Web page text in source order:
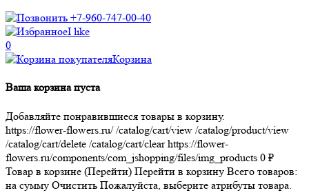
+7-960-747-00-40
I like
0
Корзина
Ваша корзина пуста
Добавляйте понравившиеся товары в корзину.
https://flower-flowers.ru/ /catalog/cart/view /catalog/product/view
/catalog/cart/delete /catalog/cart/clear https://flower-
flowers.ru/components/com_jshopping/files/img_products 0 ₽
Товар в корзине (Перейти) Перейти в корзину Всего товаров:
на сумму Очистить Пожалуйста, выберите атрибуты товара.